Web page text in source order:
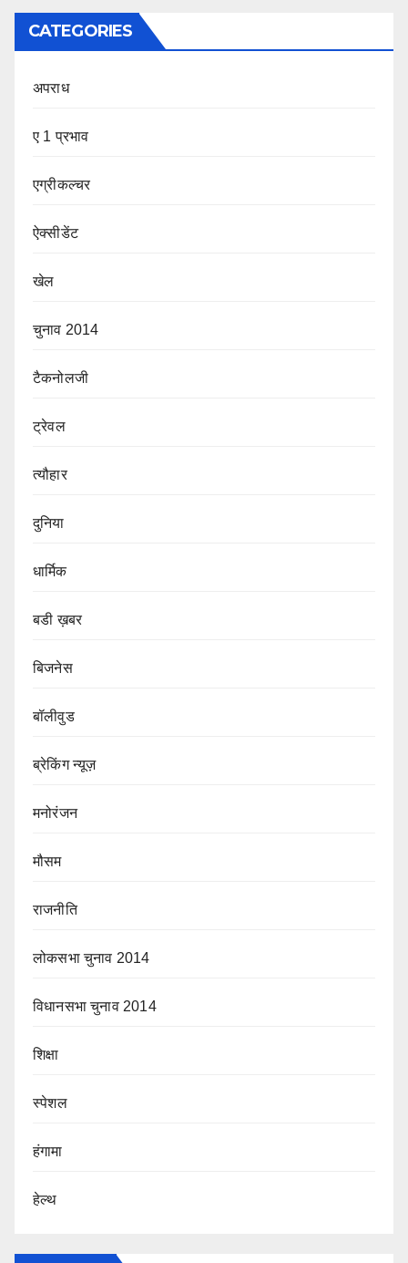
CATEGORIES
अपराध
ए 1 प्रभाव
एग्रीकल्चर
ऐक्सीडेंट
खेल
चुनाव 2014
टैकनोलजी
ट्रेवल
त्यौहार
दुनिया
धार्मिक
बडी ख़बर
बिजनेस
बॉलीवुड
ब्रेकिंग न्यूज़
मनोरंजन
मौसम
राजनीति
लोकसभा चुनाव 2014
विधानसभा चुनाव 2014
शिक्षा
स्पेशल
हंगामा
हेल्थ